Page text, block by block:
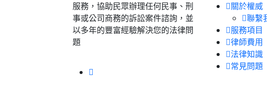
服務，協助民眾辦理任何民事、刑
事或公司商務的訴訟案件諮詢，並
以多年的豐富經驗解決您的法律問
題
關於權威
聯繫
服務項目
律師費用
法律知識
常見問題